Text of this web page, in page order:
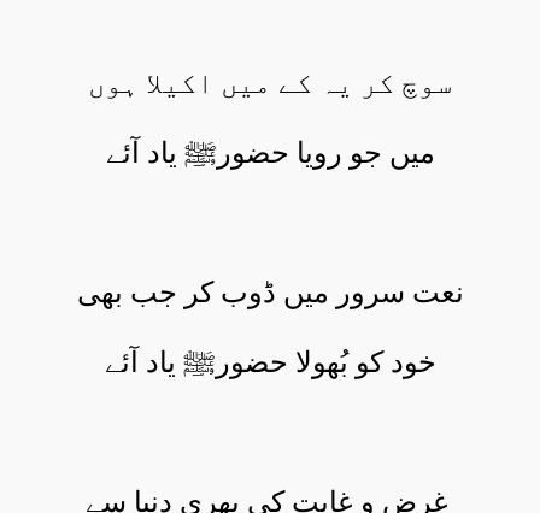
سوچ کر یہ کے میں اکیلا ہوں
میں جو رویا حضورﷺ یاد آئے
نعت سرور میں ڈوب کر جب بھی
خود کو بُھولا حضورﷺ یاد آئے
غرض و غایت کی بھری دنیا سے